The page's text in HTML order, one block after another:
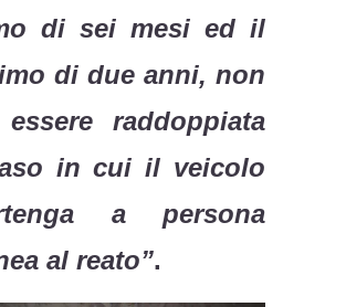
di sei mesi ed il
di due anni, non
raddoppiata
in cui il veicolo
a persona
al reato”.